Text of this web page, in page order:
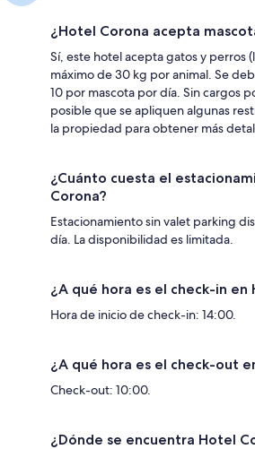
¿Hotel Corona acepta
Sí, este hotel acepta gatos y perros
máximo de 30 kg por animal. Se
10 por mascota por día. Sin cargos
posible que se apliquen algunas
la propiedad para obtener más
¿Cuánto cuesta el
Corona?
Estacionamiento sin valet parking
día. La disponibilidad es limitada.
¿A qué hora es el check-in en
Hora de inicio de check-in: 14:00.
¿A qué hora es el check-out
Check-out: 10:00.
¿Dónde se encuentra Hotel